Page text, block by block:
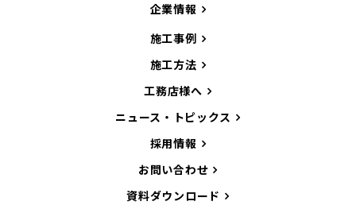
企業情報
施工事例
施工方法
工務店様へ
ニュース・トピックス
採用情報
お問い合わせ
資料ダウンロード